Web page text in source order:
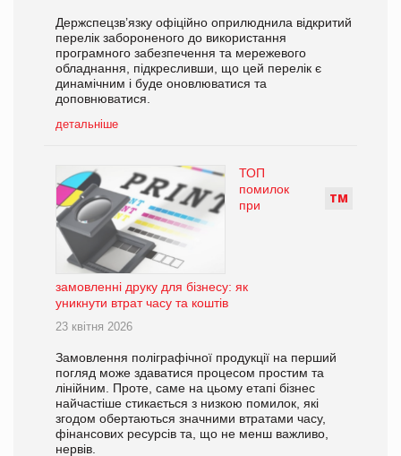
Держспецзв’язку офіційно оприлюднила відкритий
перелік забороненого до використання
програмного забезпечення та мережевого
обладнання, підкресливши, що цей перелік є
динамічним і буде оновлюватися та
доповнюватися.
детальніше
ТМ
ТОП
помилок
при
замовленні друку для бізнесу: як
уникнути втрат часу та коштів
23 квітня 2026
Замовлення поліграфічної продукції на перший
погляд може здаватися процесом простим та
лінійним. Проте, саме на цьому етапі бізнес
найчастіше стикається з низкою помилок, які
згодом обертаються значними втратами часу,
фінансових ресурсів та, що не менш важливо,
нервів.